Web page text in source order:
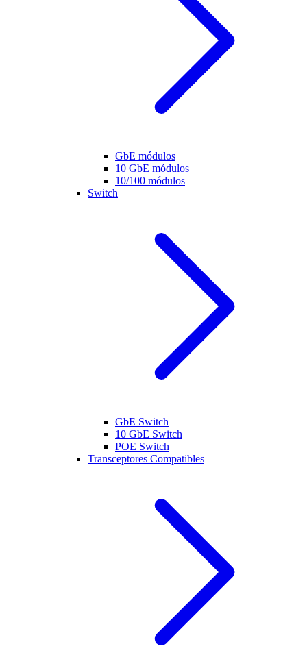
GbE módulos
10 GbE módulos
10/100 módulos
Switch
GbE Switch
10 GbE Switch
POE Switch
Transceptores Compatibles